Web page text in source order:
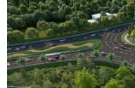
Hỗ trợ kết nối
thu hoạch tại các
10/09/2021 08:34
Văn phòng Chính phủ